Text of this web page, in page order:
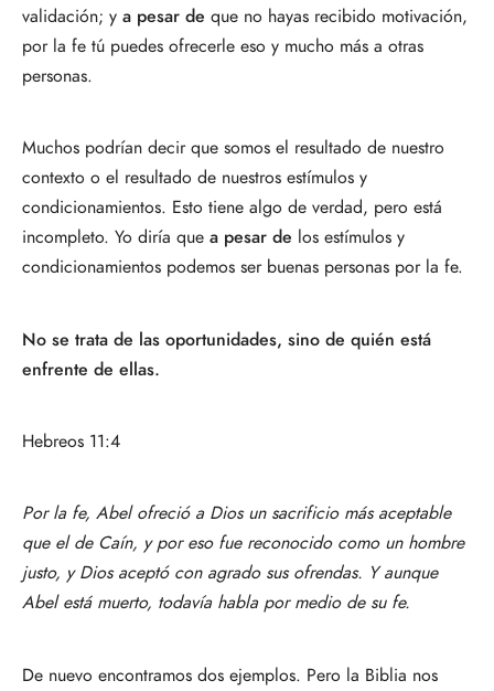
validación; y a pesar de que no hayas recibido motivación,
por la fe tú puedes ofrecerle eso y mucho más a otras
personas.
Muchos podrían decir que somos el resultado de nuestro
contexto o el resultado de nuestros estímulos y
condicionamientos. Esto tiene algo de verdad, pero está
incompleto. Yo diría que a pesar de los estímulos y
condicionamientos podemos ser buenas personas por la fe.
No se trata de las oportunidades, sino de quién está
enfrente de ellas.
Hebreos 11:4
Por la fe, Abel ofreció a Dios un sacrificio más aceptable
que el de Caín, y por eso fue reconocido como un hombre
justo, y Dios aceptó con agrado sus ofrendas. Y aunque
Abel está muerto, todavía habla por medio de su fe.
De nuevo encontramos dos ejemplos. Pero la Biblia nos